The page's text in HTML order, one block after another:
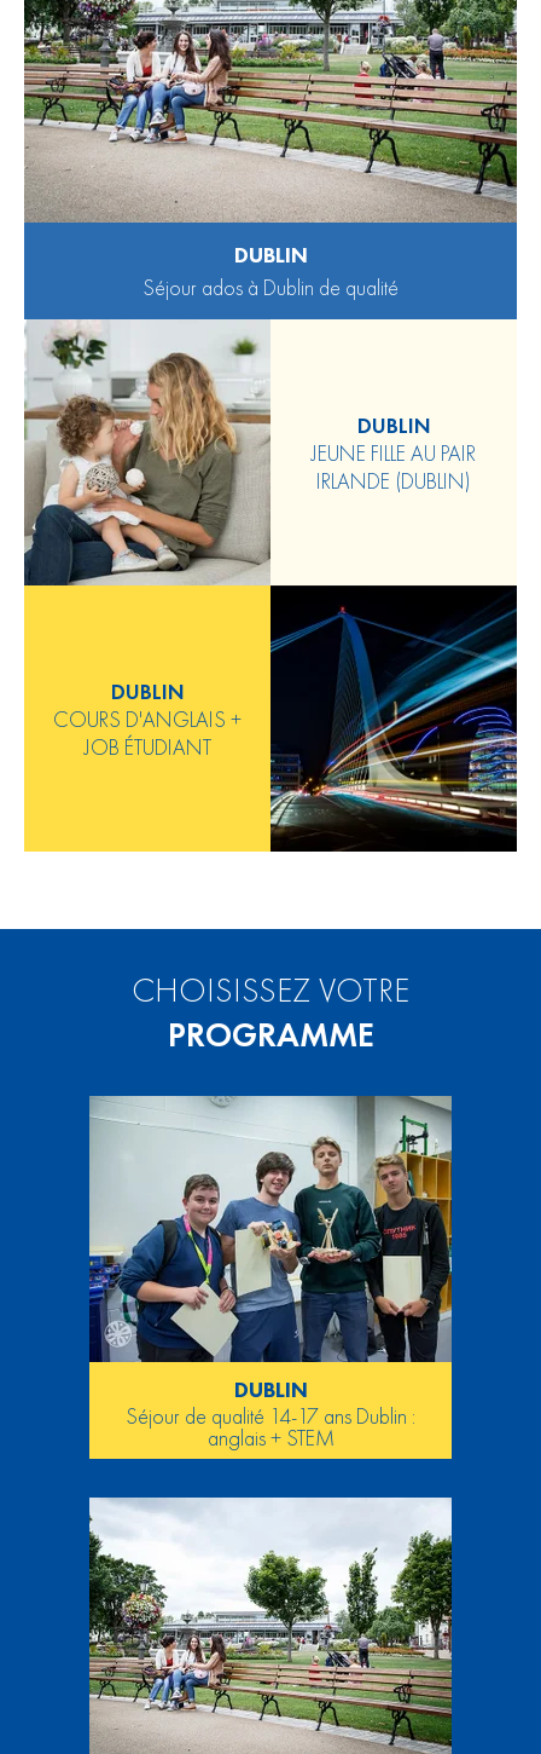
DUBLIN
Séjour ados à Dublin de qualité
DUBLIN
JEUNE FILLE AU PAIR
IRLANDE (DUBLIN)
DUBLIN
COURS D'ANGLAIS +
JOB ÉTUDIANT
CHOISISSEZ VOTRE
PROGRAMME
DUBLIN
Séjour de qualité 14-17 ans Dublin :
anglais + STEM